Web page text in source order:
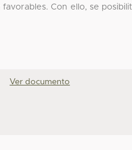
Con ello, se
Ver documento